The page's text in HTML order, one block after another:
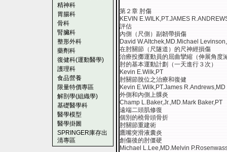
精神科
胃腸科
骨科
腎臟科
整形外科
藥劑科
復健科(運動醫學)
護理科
食品營養
限量特價專區
解剖學(組織學)
基礎醫學科
醫學模型
醫學掛圖
SPRINGER庫存出
清專區
第２章 肘傷
KEVIN E.WILK,PT.JAMES
評估
內側（尺側）副韌帶損傷
David W.Altchek,MD.Michael
在肘關節（尺隧道）的尺神經損傷
治療投擲運動員的屈曲攣縮（伸展角度
肘的基本運動計劃（一天進行３次）
Kevin E.Wilk,PT
肘關節脫位之治療和復健
Kevin E.Wilk,PT.James R.Andrews,MD
外側和內側上髁炎
Champ L.Baker,Jr.,MD.Mark Baker,PT
遠端二頭肌修復
個別的橈骨頭骨折
肘關節重建術
鷹嘴突滑液囊炎
創傷後的肘僵硬
Michael L.Lee,MD.Melvin